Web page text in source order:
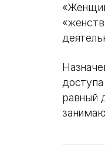
равный